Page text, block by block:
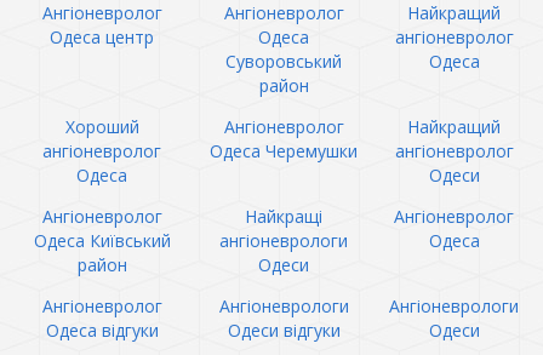
Ангіоневролог
Одеса центр
Ангіоневролог
Одеса
Суворовський
район
Найкращий
ангіоневролог
Одеса
Хороший
ангіоневролог
Одеса
Ангіоневролог
Одеса Черемушки
Найкращий
ангіоневролог
Одеси
Ангіоневролог
Одеса Київський
район
Найкращі
ангіоневрологи
Одеси
Ангіоневролог
Одеса
Ангіоневролог
Одеса відгуки
Ангіоневрологи
Одеси відгуки
Ангіоневрологи
Одеси